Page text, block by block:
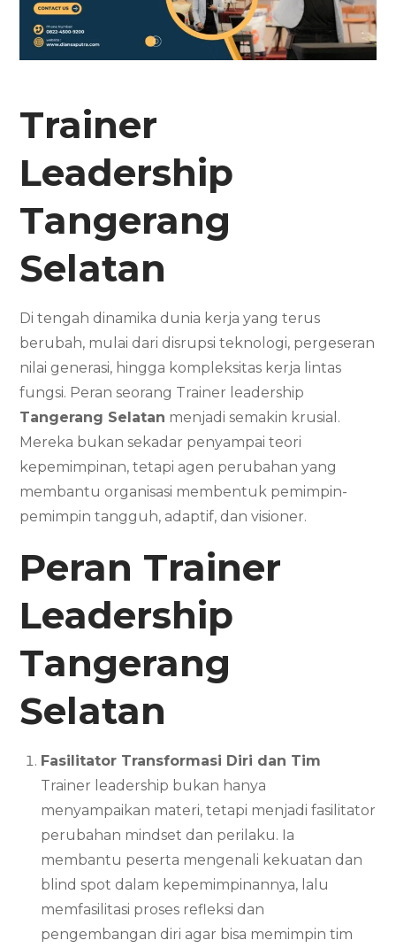
Trainer
Leadership
Tangerang
Selatan
Di tengah dinamika dunia kerja yang terus
berubah, mulai dari disrupsi teknologi, pergeseran
nilai generasi, hingga kompleksitas kerja lintas
fungsi. Peran seorang Trainer leadership
Tangerang Selatan menjadi semakin krusial.
Mereka bukan sekadar penyampai teori
kepemimpinan, tetapi agen perubahan yang
membantu organisasi membentuk pemimpin-
pemimpin tangguh, adaptif, dan visioner.
Peran Trainer
Leadership
Tangerang
Selatan
Fasilitator Transformasi Diri dan Tim
Trainer leadership bukan hanya
menyampaikan materi, tetapi menjadi fasilitator
perubahan mindset dan perilaku. Ia
membantu peserta mengenali kekuatan dan
blind spot dalam kepemimpinannya, lalu
memfasilitasi proses refleksi dan
pengembangan diri agar bisa memimpin tim